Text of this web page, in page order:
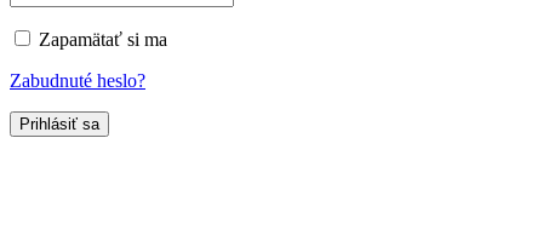
Zapamätať si ma
Zabudnuté heslo?